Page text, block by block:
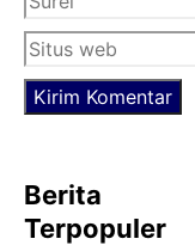
Berita
Terpopuler